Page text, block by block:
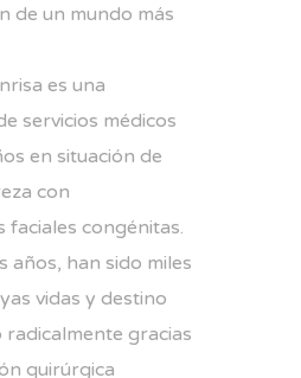
de un mundo más
es una
servicios médicos
en situación de
con
faciales congénitas.
años, han sido miles
vidas y destino
radicalmente gracias
quirúrgica